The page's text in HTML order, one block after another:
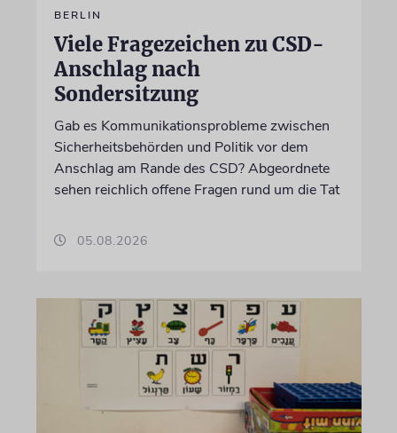
BERLIN
Viele Fragezeichen zu CSD-
Anschlag nach
Sondersitzung
Gab es Kommunikationsprobleme zwischen
Sicherheitsbehörden und Politik vor dem
Anschlag am Rande des CSD? Abgeordnete
sehen reichlich offene Fragen rund um die Tat
05.08.2026